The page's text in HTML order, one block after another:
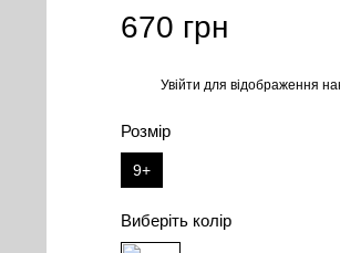
670 грн
Увійти для відображення
Розмір
9+
Виберіть колір